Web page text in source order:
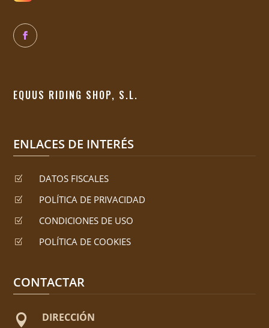
EQUUS RIDING SHOP, S.L.
ENLACES DE INTERÉS
Z DATOS FISCALES
Z POLÍTICA DE PRIVACIDAD
Z CONDICIONES DE USO
Z POLÍTICA DE COOKIES
CONTACTAR
 DIRECCIÓN